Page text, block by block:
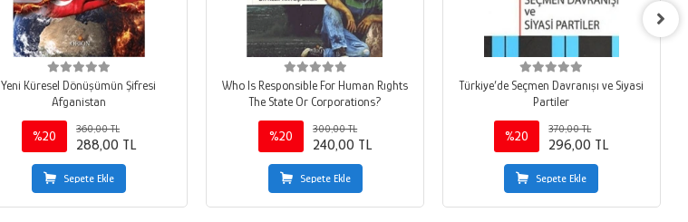
Yeni Küresel Dönüşümün Şifresi
Afganistan
%20
360,00 TL
288,00 TL
Sepete Ekle
Who Is Responsible For Human Rıghts
The State Or Corporations?
%20
300,00 TL
240,00 TL
Sepete Ekle
Türkiye’de Seçmen Davranışı ve Siyasi
Partiler
%20
370,00 TL
296,00 TL
Sepete Ekle